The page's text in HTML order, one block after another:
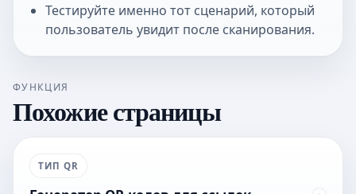
Тестируйте именно тот сценарий, который
пользователь увидит после сканирования.
ФУНКЦИЯ
Похожие страницы
ТИП QR